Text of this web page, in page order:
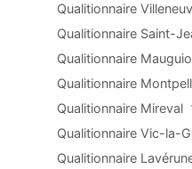
Qualitionnaire
Qualitionnaire Saint-
Qualitionnaire Mauguio
Qualitionnaire
Qualitionnaire Mireval
Qualitionnaire Vic-la-
Qualitionnaire